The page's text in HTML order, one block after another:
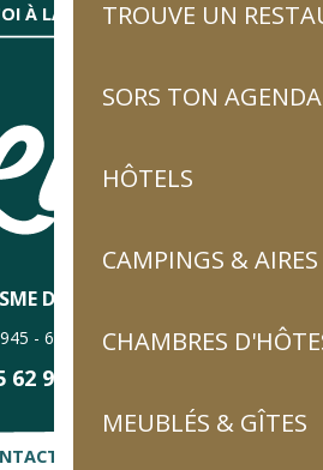
TROUVE UN
SORS TON AGENDA
HÔTELS
CAMPINGS &
CHAMBRES
MEUBLÉS & GÎTES
À LA NEWSLETTER !
DE LUZ-SAINT-SAUVEUR
- 65120 Luz-Saint-Sauveur
62 92 30 30
NOUS !